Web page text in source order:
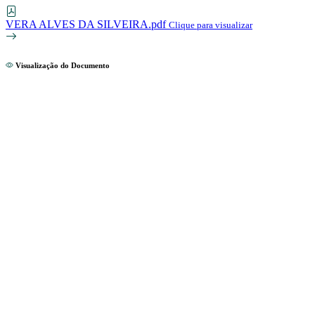
VERA ALVES DA SILVEIRA.pdf Clique para visualizar
Visualização do Documento